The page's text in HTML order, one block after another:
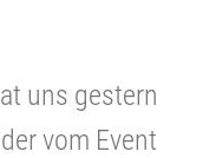
uns gestern
vom Event